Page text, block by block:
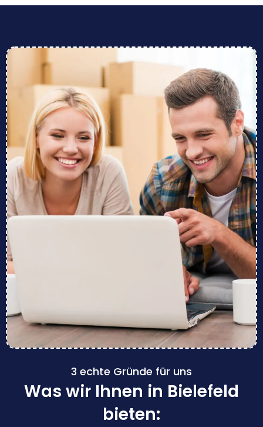
3 echte Gründe für uns
Was wir Ihnen in Bielefeld
bieten: